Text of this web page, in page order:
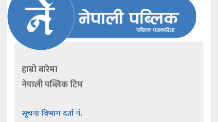
हाम्रो बारेमा
नेपाली पब्लिक टिम
सूचना विभाग दर्ता नं.